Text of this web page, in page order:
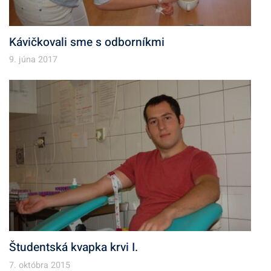
Kávičkovali sme s odborníkmi
9. júna 2017
Študentská kvapka krvi I.
7. októbra 2015